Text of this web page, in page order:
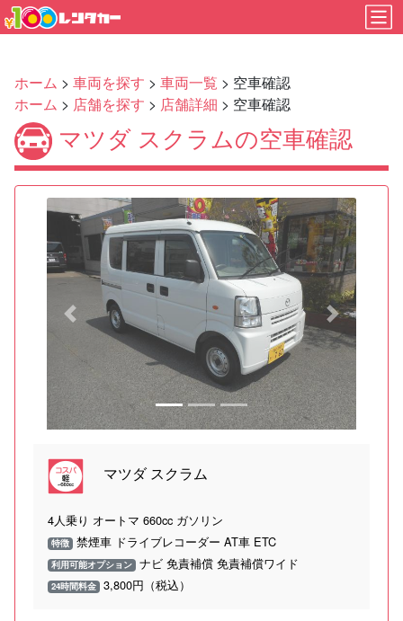
ホーム > 車両を探す > 車両一覧 > 空車確認
ホーム > 店舗を探す > 店舗詳細 > 空車確認
マツダ スクラムの空車確認
Previous Next
マツダ スクラム
4人乗り オートマ 660cc ガソリン
特徴 禁煙車 ドライブレコーダー AT車 ETC
利用可能オプション ナビ 免責補償 免責補償ワイド
24時間料金 3,800円（税込）